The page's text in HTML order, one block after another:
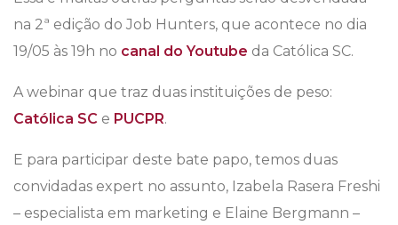
na 2ª edição do Job Hunters, que acontece no dia
19/05 às 19h no canal do Youtube da Católica SC.
A webinar que traz duas instituições de peso:
Católica SC e PUCPR.
E para participar deste bate papo, temos duas
convidadas expert no assunto, Izabela Rasera Freshi
– especialista em marketing e Elaine Bergmann –